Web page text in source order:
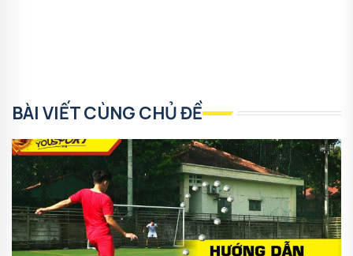
BÀI VIẾT CÙNG CHỦ ĐỀ